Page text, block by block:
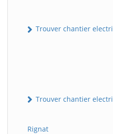
Trouver chantier
Trouver chantier
Rignat